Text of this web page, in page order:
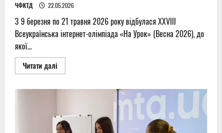
ЧФКТД 22.05.2026
З 9 березня по 21 травня 2026 року відбулася XXVIII
Всеукраїнська інтернет-олімпіада «На Урок» (Весна 2026), до
якої...
Читати далі
more
коледжу
Всеукраїнських
інтернет–
олімпіад